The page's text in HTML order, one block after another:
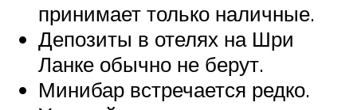
принимает только наличные.
Депозиты в отелях на Шри
Ланке обычно не берут.
Минибар встречается редко.